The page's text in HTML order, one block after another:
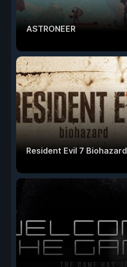
ASTRONEER
Resident Evil 7 Biohazard